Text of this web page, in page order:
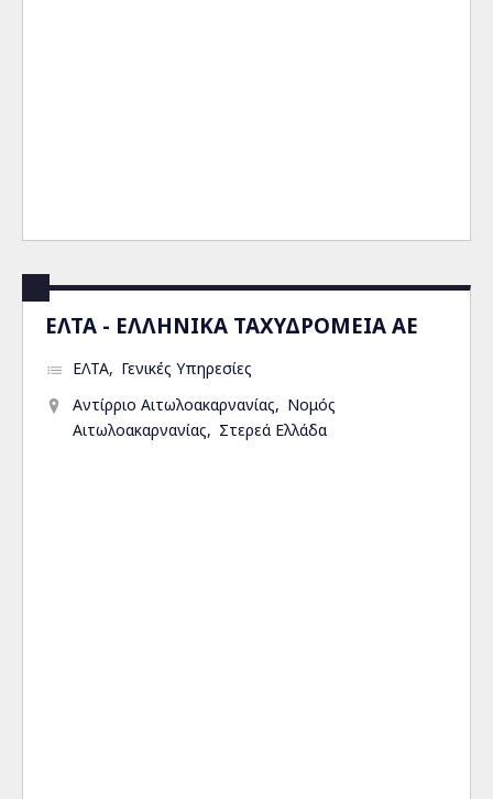
ΕΛΤΑ - ΕΛΛΗΝΙΚΑ ΤΑΧΥΔΡΟΜΕΙΑ ΑΕ
ΕΛΤΑ
Γενικές Υπηρεσίες
Αντίρριο Αιτωλοακαρνανίας
Νομός
Αιτωλοακαρνανίας
Στερεά Ελλάδα